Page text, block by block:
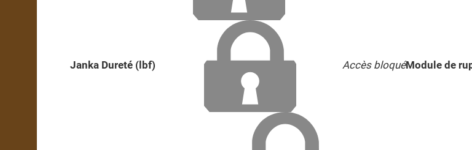
Janka Dureté (lbf) Accès bloquéModule de